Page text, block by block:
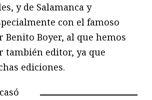
y de Salamanca y
con el famoso
Benito Boyer, al que hemos
también editor, ya que
ediciones.